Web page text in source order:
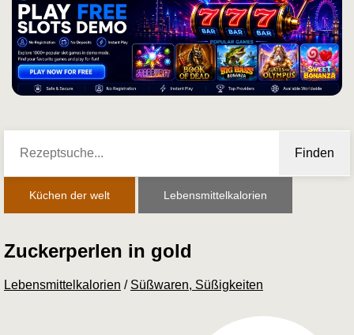
Finden
Küchen der welt Lebensmittelkalorien
Zuckerperlen in gold
Lebensmittelkalorien / Süßwaren, Süßigkeiten